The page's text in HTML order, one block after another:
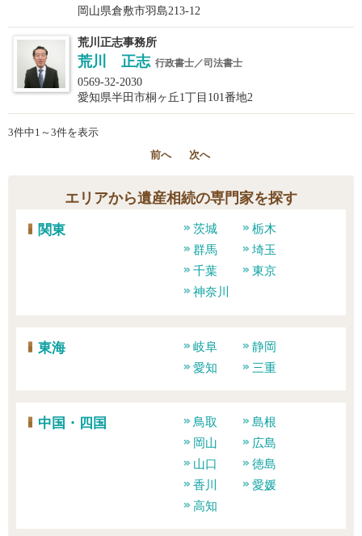
岡山県倉敷市羽島213-12
荒川正志事務所
荒川 正志 行政書士／司法書士
0569-32-2030
愛知県半田市桐ヶ丘1丁目101番地2
3件中1～3件を表示
前へ 次へ
エリアから遺産相続の専門家を探す
関東 茨城
栃木
群馬
埼玉
千葉
東京
神奈川
東海 岐阜
静岡
愛知
三重
中国・四国 鳥取
島根
岡山
広島
山口
徳島
香川
愛媛
高知